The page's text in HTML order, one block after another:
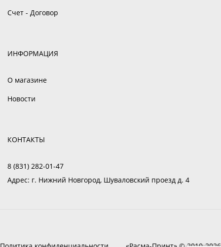
Счет - Договор
ИНФОРМАЦИЯ
О магазине
Новости
КОНТАКТЫ
8 (831) 282-01-47
Адрес: г. Нижний Новгород, Шуваловский проезд д. 4